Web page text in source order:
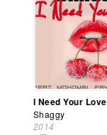
I Need Your Love
Shaggy
2014